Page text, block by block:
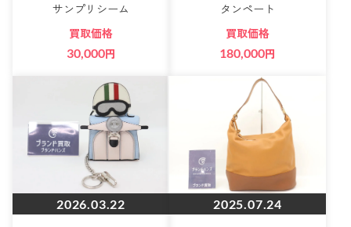
サンプリシーム
買取価格
30,000円
タンペート
買取価格
180,000円
2026.03.22 2025.07.24